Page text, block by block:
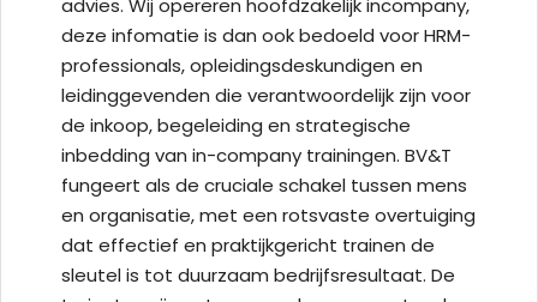
advies. Wij opereren hoofdzakelijk incompany,
deze infomatie is dan ook bedoeld voor HRM-
professionals, opleidingsdeskundigen en
leidinggevenden die verantwoordelijk zijn voor
de inkoop, begeleiding en strategische
inbedding van in-company trainingen. BV&T
fungeert als de cruciale schakel tussen mens
en organisatie, met een rotsvaste overtuiging
dat effectief en praktijkgericht trainen de
sleutel is tot duurzaam bedrijfsresultaat. De